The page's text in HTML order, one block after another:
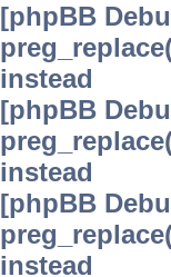
[phpBB
instead
[phpBB
instead
[phpBB
instead